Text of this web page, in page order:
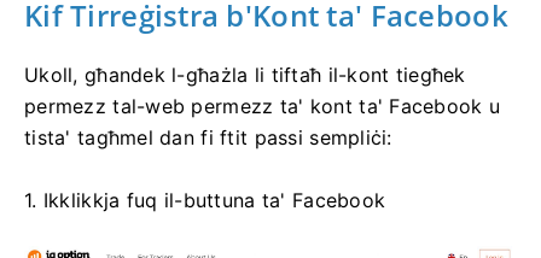
Kif Tirreġistra b'Kont ta' Facebook
Ukoll, għandek l-għażla li tiftaħ il-kont tiegħek
permezz tal-web permezz ta' kont ta' Facebook u
tista' tagħmel dan fi ftit passi sempliċi:
1. Ikklikkja fuq il-buttuna ta' Facebook